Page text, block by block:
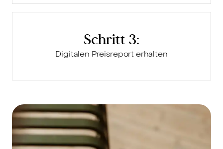
Schritt 3:
Digitalen Preisreport erhalten